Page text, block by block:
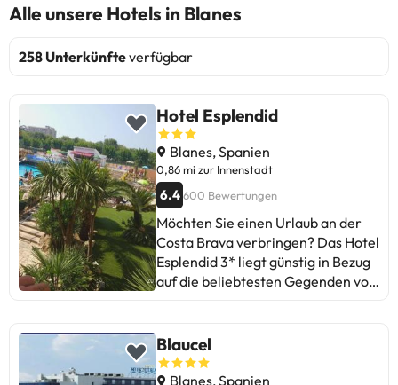
Alle unsere Hotels in Blanes
258 Unterkünfteverfügbar
Hotel Esplendid
Blanes, Spanien
0,86 mi zur Innenstadt
6.4 600 Bewertungen
Möchten Sie einen Urlaub an der
Costa Brava verbringen? Das Hotel
Esplendid 3* liegt günstig in Bezug
auf die beliebtesten Gegenden von
Zimmer, die für einen angenehmen
Aufenthalt geeignet sind. In Ihrem
Zimmer finden Sie ein oder zwei
Blaucel
Blanes, Spanien